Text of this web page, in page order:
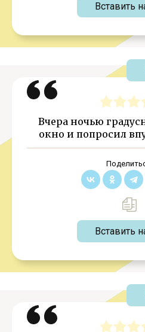
Вставить
Вчера ночью
окно и попросил
Вставить